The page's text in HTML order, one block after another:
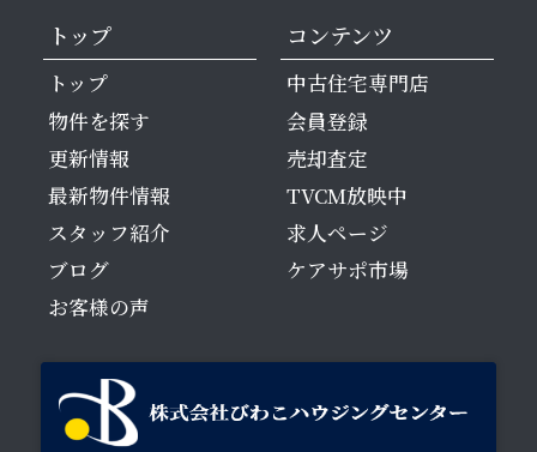
トップ
トップ
物件を探す
更新情報
最新物件情報
スタッフ紹介
ブログ
お客様の声
コンテンツ
中古住宅専門店
会員登録
売却査定
TVCM放映中
求人ページ
ケアサポ市場